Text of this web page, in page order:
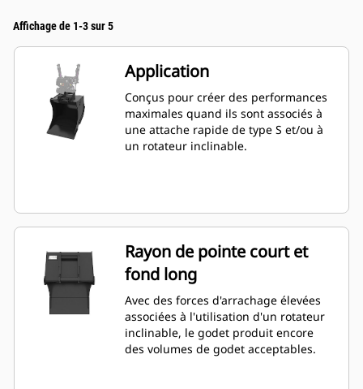
Affichage de 1-3 sur 5
Application
Conçus pour créer des performances
maximales quand ils sont associés à
une attache rapide de type S et/ou à
un rotateur inclinable.
Rayon de pointe court et
fond long
Avec des forces d'arrachage élevées
associées à l'utilisation d'un rotateur
inclinable, le godet produit encore
des volumes de godet acceptables.